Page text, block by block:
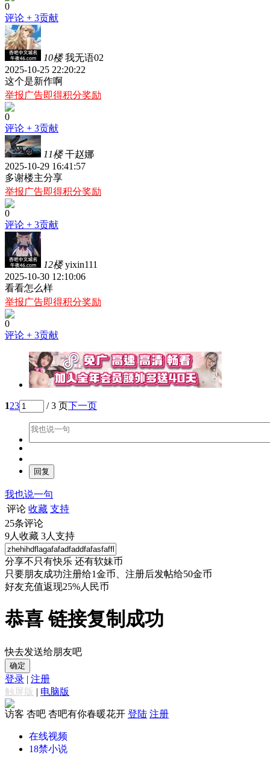
0
评论 + 3贡献
10楼 我无语02
2025-10-25 22:20:22
这个是新作啊
举报广告即得积分奖励
0
评论 + 3贡献
11楼 干赵娜
2025-10-29 16:41:57
多谢楼主分享
举报广告即得积分奖励
0
评论 + 3贡献
12楼 yixin111
2025-10-30 12:10:06
看看怎么样
举报广告即得积分奖励
0
评论 + 3贡献
123 / 3 页下一页
我也说一句
评论 收藏 支持
25条评论
9人收藏 3人支持
分享不只有快乐 还有软妹币
只要朋友成功注册给1金币、注册后发帖给50金币
好友充值返现25%人民币
恭喜 链接复制成功
快去发送给朋友吧
确定
登录 | 注册
触屏版 | 电脑版
访客 杏吧 杏吧有你春暖花开 登陆 注册
在线视频
18禁小说